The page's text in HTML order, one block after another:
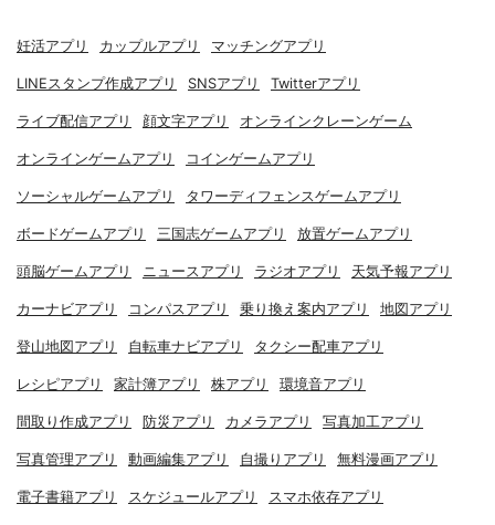
妊活アプリ カップルアプリ マッチングアプリ
LINEスタンプ作成アプリ SNSアプリ Twitterアプリ
ライブ配信アプリ 顔文字アプリ オンラインクレーンゲーム
オンラインゲームアプリ コインゲームアプリ
ソーシャルゲームアプリ タワーディフェンスゲームアプリ
ボードゲームアプリ 三国志ゲームアプリ 放置ゲームアプリ
頭脳ゲームアプリ ニュースアプリ ラジオアプリ 天気予報アプリ
カーナビアプリ コンパスアプリ 乗り換え案内アプリ 地図アプリ
登山地図アプリ 自転車ナビアプリ タクシー配車アプリ
レシピアプリ 家計簿アプリ 株アプリ 環境音アプリ
間取り作成アプリ 防災アプリ カメラアプリ 写真加工アプリ
写真管理アプリ 動画編集アプリ 自撮りアプリ 無料漫画アプリ
電子書籍アプリ スケジュールアプリ スマホ依存アプリ